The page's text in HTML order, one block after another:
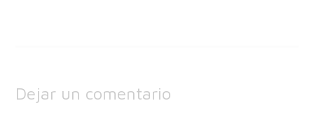
Dejar un comentario